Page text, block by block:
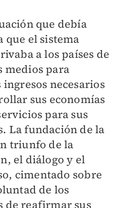
que debía
que el sistema
a los países de
medios para
ingresos necesarios
sus economías
para sus
La fundación de la
triunfo de la
el diálogo y el
cimentado sobre
de los
de reafirmar sus